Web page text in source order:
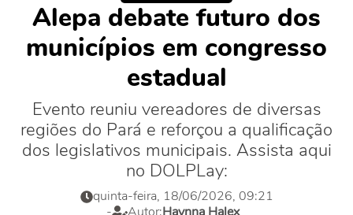
Alepa debate futuro dos
municípios em congresso
estadual
Evento reuniu vereadores de diversas
regiões do Pará e reforçou a qualificação
dos legislativos municipais. Assista aqui
no DOLPLay:
quinta-feira, 18/06/2026, 09:21